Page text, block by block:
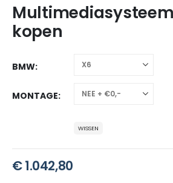
Multimediasysteem
kopen
BMW
MONTAGE
WISSEN
€1.042,80